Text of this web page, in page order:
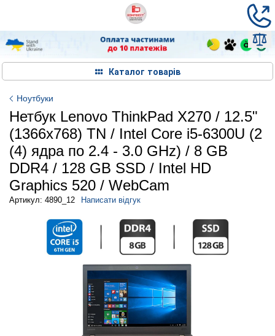
Каталог товарів
Ноутбуки
Нетбук Lenovo ThinkPad X270 / 12.5"
(1366x768) TN / Intel Core i5-6300U (2
(4) ядра по 2.4 - 3.0 GHz) / 8 GB
DDR4 / 128 GB SSD / Intel HD
Graphics 520 / WebCam
Артикул: 4890_12 Написати відгук